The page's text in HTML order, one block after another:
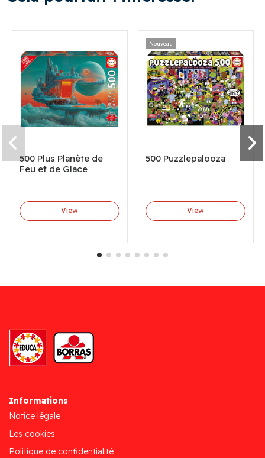
500 Plus Planète de
Feu et de Glace
View
Nouveau
500 Puzzlepalooza
View
Informations
Notice légale
Les cookies
Politique de confidentialité